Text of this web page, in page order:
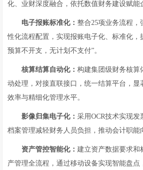
化、业财深度融合，依托数值财务建设赋能
电子报账标准化：整合25项业务流程，
性化流程配置，实现报账电子化、标准化，
预算不开支，无计划不支付”。
核算结算自动化：构建集团级财务核算
动处理，对接直联接口，统一结算平台，显
效率与精细化管理水平。
影像归集电子化：采用OCR技术实现
档案管理减轻财务人员负担，推动会计职能
资产管控智能化：建立资产数据要求和
产管理全流程，通过移动设备实现智能盘